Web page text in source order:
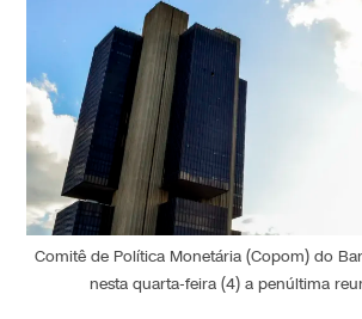
Comitê de Política Monetária (Copom) do
nesta quarta-feira (4) a penúltima